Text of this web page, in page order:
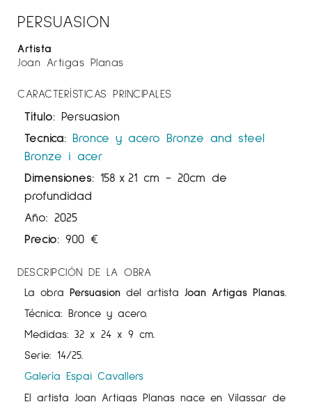
PERSUASION
Artista
Joan Artigas Planas
CARACTERÍSTICAS PRINCIPALES
Título: Persuasion
Tecnica: Bronce y acero Bronze and steel
Bronze i acer
Dimensiones: 158 x 21 cm - 20cm de
profundidad
Año: 2025
Precio: 900 €
DESCRIPCIÓN DE LA OBRA
La obra Persuasion del artista Joan Artigas Planas.
Técnica: Bronce y acero.
Medidas: 32 x 24 x 9 cm.
Serie: 14/25.
Galería Espai Cavallers
El artista Joan Artigas Planas nace en Vilassar de